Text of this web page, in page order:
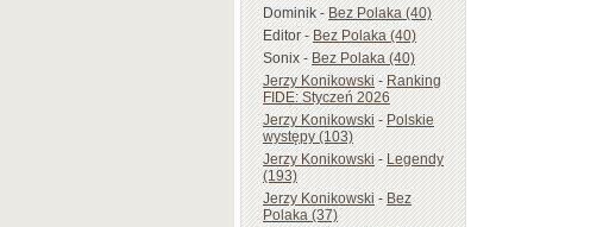
Dominik-Bez Polaka (40)
Editor-Bez Polaka (40)
Sonix-Bez Polaka (40)
Jerzy Konikowski-Ranking
FIDE: Styczeń 2026
Jerzy Konikowski-Polskie
występy (103)
Jerzy Konikowski-Legendy
(193)
Jerzy Konikowski-Bez
Polaka (37)